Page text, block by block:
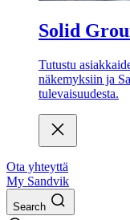
Solid
Tutustu
näkemyksiin ja
tulevaisuudesta.
Ota yhteyttä
My Sandvik
Search